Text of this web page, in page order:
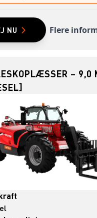
NU Flere
– 9,0